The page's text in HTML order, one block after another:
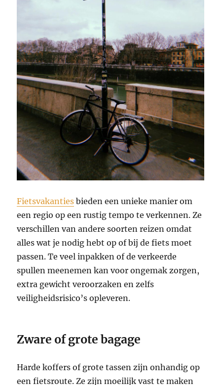
Fietsvakanties bieden een unieke manier om
een regio op een rustig tempo te verkennen. Ze
verschillen van andere soorten reizen omdat
alles wat je nodig hebt op of bij de fiets moet
passen. Te veel inpakken of de verkeerde
spullen meenemen kan voor ongemak zorgen,
extra gewicht veroorzaken en zelfs
veiligheidsrisico’s opleveren.
Zware of grote bagage
Harde koffers of grote tassen zijn onhandig op
een fietsroute. Ze zijn moeilijk vast te maken